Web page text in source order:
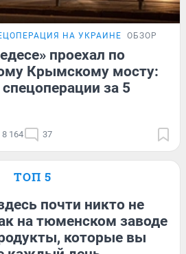
НА УКРАИНЕ ОБЗОР
проехал по
Крымскому мосту:
за 5
8 164 37
ТОП 5
почти никто не
на тюменском заводе
которые вы